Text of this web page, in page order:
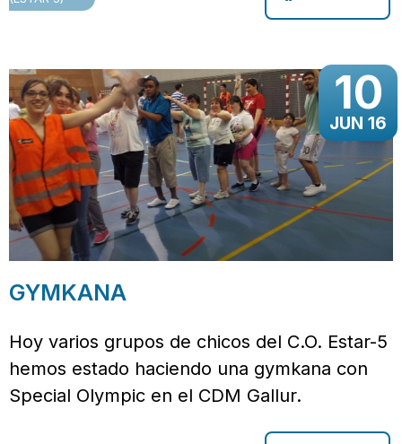
10
JUN 16
GYMKANA
Hoy varios grupos de chicos del C.O. Estar-5
hemos estado haciendo una gymkana con
Special Olympic en el CDM Gallur.